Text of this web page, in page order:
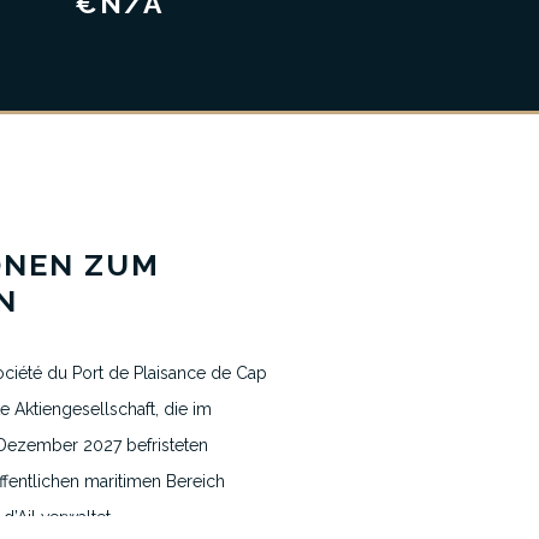
ZUM
du Port de Plaisance de Cap
Aktiengesellschaft, die im
2027 befristeten
maritimen Bereich
verwaltet.
Nachrichten & Blogs